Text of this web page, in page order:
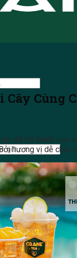
Cùng
đã trở thành
hương vị dễ chịu,